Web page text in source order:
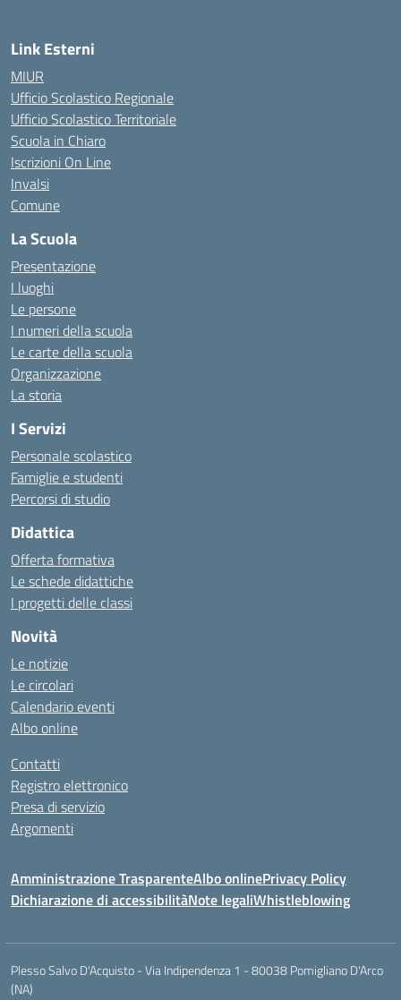
Link Esterni
MIUR
Ufficio Scolastico Regionale
Ufficio Scolastico Territoriale
Scuola in Chiaro
Iscrizioni On Line
Invalsi
Comune
La Scuola
Presentazione
I luoghi
Le persone
I numeri della scuola
Le carte della scuola
Organizzazione
La storia
I Servizi
Personale scolastico
Famiglie e studenti
Percorsi di studio
Didattica
Offerta formativa
Le schede didattiche
I progetti delle classi
Novità
Le notizie
Le circolari
Calendario eventi
Albo online
Contatti
Registro elettronico
Presa di servizio
Argomenti
Amministrazione TrasparenteAlbo onlinePrivacy Policy
Dichiarazione di accessibilitàNote legaliWhistleblowing
Plesso Salvo D'Acquisto - Via Indipendenza 1 - 80038 Pomigliano D'Arco
(NA)